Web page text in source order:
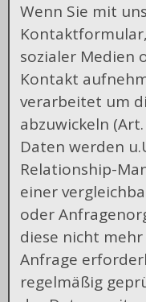
Wenn Sie mit
sozialer Medien
Kontakt
verarbeitet um
abzuwickeln (Art.
Daten werden
Relationship-
einer
oder
diese nicht
Anfrage
regelmäßig